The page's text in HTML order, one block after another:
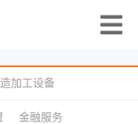
加工设备
金融服务